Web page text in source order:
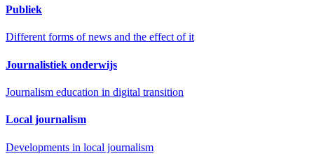
Publiek
Different forms of news and the effect of it
Journalistiek onderwijs
Journalism education in digital transition
Local journalism
Developments in local journalism